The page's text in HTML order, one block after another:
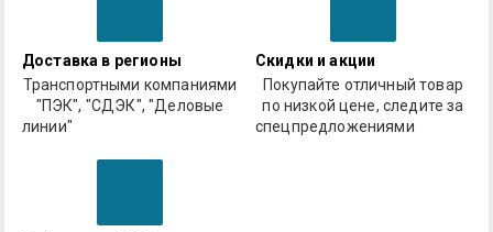
Доставка в регионы
Транспортными компаниями
"ПЭК", "СДЭК", "Деловые
линии"
Скидки и акции
Покупайте отличный товар
по низкой цене, следите за
спецпредложениями